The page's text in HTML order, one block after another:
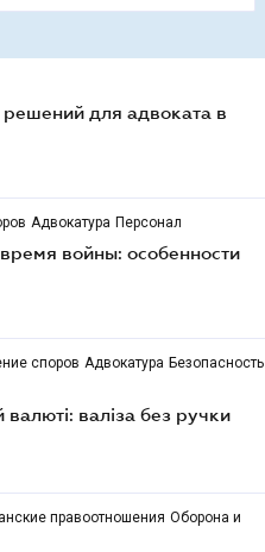
для адвоката в
Адвокатура Персонал
войны: особенности
споров Адвокатура Безопасность
валіза без ручки
правоотношения Оборона и